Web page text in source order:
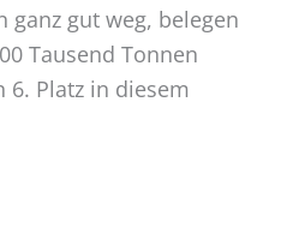
ganz gut weg, belegen
Tausend Tonnen
Platz in diesem